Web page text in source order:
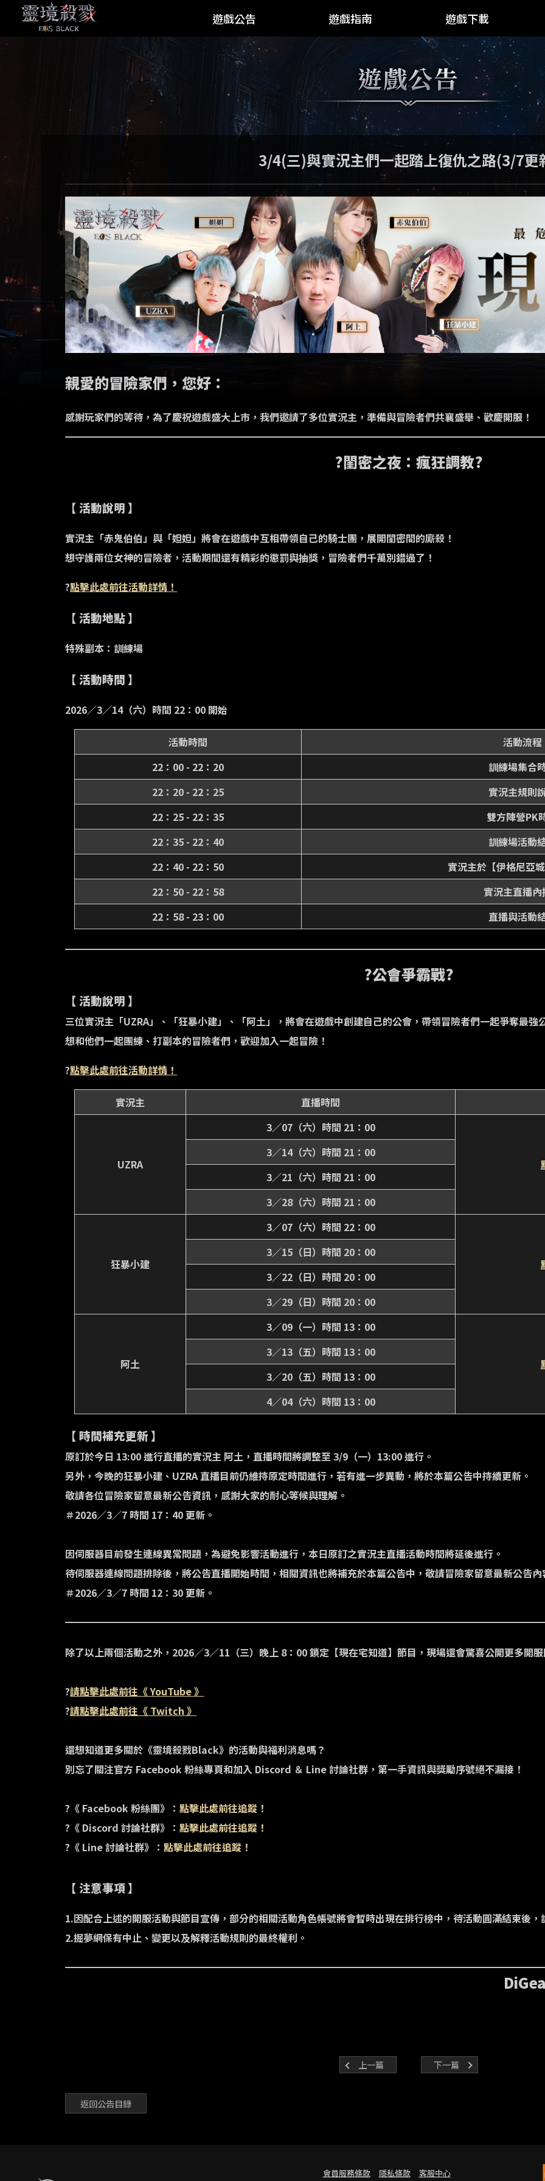
遊戲公告
最新公告
活動公告
系統公告
遊戲指南
遊戲指南
遊戲下載
PC版
Google Play
App Store
規格需求
3/4(三)與實況主們一起踏上復仇之路(3/7更
親愛的冒險家們，您好：
感謝玩家們的等待，為了慶祝遊戲盛大上市，我們邀請了多位實況主，準備與冒險者們共襄盛舉、歡慶開服！
?閨密之夜：瘋狂調教?
【 活動說明 】
實況主「赤鬼伯伯」與「妲妲」將會在遊戲中互相帶領自己的騎士團，展開閨密間的廝殺！
想守護兩位女神的冒險者，活動期間還有精彩的懲罰與抽獎，冒險者們千萬別錯過了！
?點擊此處前往活動詳情！
【 活動地點 】
特殊副本：訓練場
【 活動時間 】
2026／3／14（六）時間 22：00 開始
活動時間
活動流程
22：00 - 22：20
訓練場集合
22：20 - 22：25
實況主規則
22：25 - 22：35
雙方陣營PK
22：35 - 22：40
訓練場活動
22：40 - 22：50
實況主於【伊格尼亞
22：50 - 22：58
實況主直播內
22：58 - 23：00
直播與活動
?公會爭霸戰?
【 活動說明 】
三位實況主「UZRA」、「狂暴小建」、「阿土」，將會在遊戲中創建自己的公會，帶領冒險者們一起爭奪最強
想和他們一起團練、打副本的冒險者們，歡迎加入一起冒險！
?點擊此處前往活動詳情！
實況主 直播時間
UZRA
3／07（六）時間 21：00
3／14（六）時間 21：00
3／21（六）時間 21：00
3／28（六）時間 21：00
狂暴小建
3／07（六）時間 22：00
3／15（日）時間 20：00
3／22（日）時間 20：00
3／29（日）時間 20：00
阿土
3／09（一）時間 13：00
3／13（五）時間 13：00
3／20（五）時間 13：00
4／04（六）時間 13：00
【 時間補充更新 】
原訂於今日 13:00 進行直播的實況主 阿土，直播時間將調整至 3/9（一）13:00 進行。
另外，今晚的狂暴小建、UZRA 直播目前仍維持原定時間進行，若有進一步異動，將於本篇公告中持續更新。
敬請各位冒險家留意最新公告資訊，感謝大家的耐心等候與理解。
＃2026／3／7 時間 17：40 更新。
因伺服器目前發生連線異常問題，為避免影響活動進行，本日原訂之實況主直播活動時間將延後進行。
待伺服器連線問題排除後，將公告直播開始時間，相關資訊也將補充於本篇公告中，敬請冒險家留意最新公告內
＃2026／3／7 時間 12：30 更新。
除了以上兩個活動之外，2026／3／11（三）晚上 8：00 鎖定【現在宅知道】節目，現場還會驚喜公開更多開
?請點擊此處前往《 YouTube 》
?請點擊此處前往《 Twitch 》
還想知道更多關於《靈境殺戮Black》的活動與福利消息嗎？
別忘了關注官方 Facebook 粉絲專頁和加入 Discord ＆ Line 討論社群，第一手資訊與獎勵序號絕不漏接！
?《 Facebook 粉絲團》：點擊此處前往追蹤！
?《 Discord 討論社群》：點擊此處前往追蹤！
?《 Line 討論社群》：點擊此處前往追蹤！
【 注意事項 】
1.因配合上述的開服活動與節目宣傳，部分的相關活動角色帳號將會暫時出現在排行榜中，待活動圓滿結束後
2.掘夢網保有中止、變更以及解釋活動規則的最終權利。
上一篇 下一篇
返回公告目錄
會員服務條款 隱私條款 客服中心